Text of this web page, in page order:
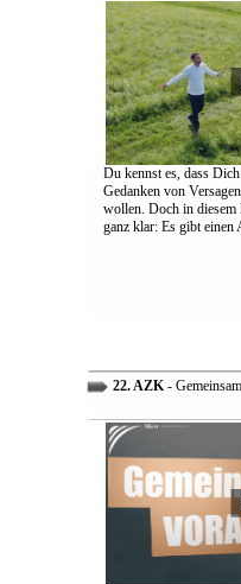
Du kennst es, dass
Gedanken von
wollen. Doch in
ganz klar: Es gibt einen
22. AZK-